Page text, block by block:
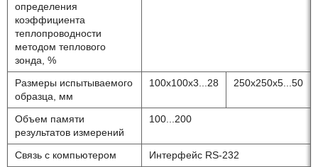
определения
коэффициента
теплопроводности
методом теплового
зонда, %
Размеры испытываемого
образца, мм
100х100х3...28 250х250х5...50
Объем памяти
результатов измерений
100...200
Связь с компьютером
Интерфейс RS-232